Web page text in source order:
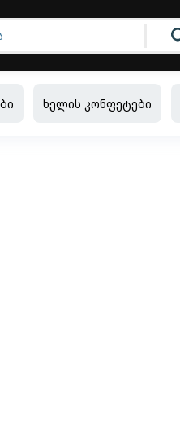
ხელის კონფეტები